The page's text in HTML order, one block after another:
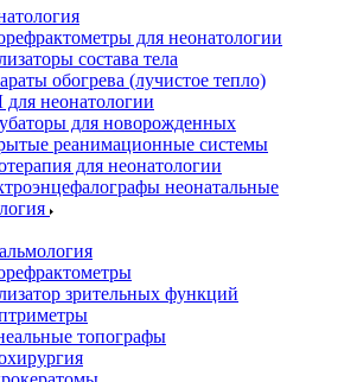
для неонатологии
состава тела
обогрева (лучистое тепло)
неонатологии
для новорожденных
реанимационные системы
для неонатологии
неонатальные
зрительных функций
топографы